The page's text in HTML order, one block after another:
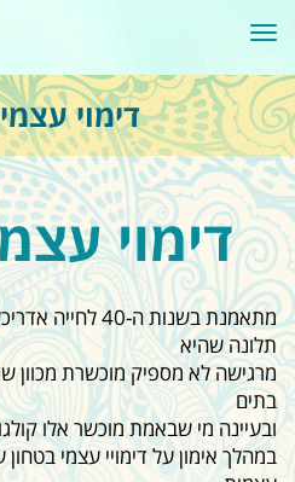
תפריט
דימוי
דימוי
מתאמנת בשנות ה-
תלונה שהיא
מרגישה לא מספיק מוכשרת מכוון
בתים
ובעיינה מי שבאמת מוכשר אלו
במהלך אימון על דימויי עצמי